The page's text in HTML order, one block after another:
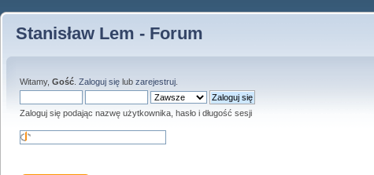
Stanisław Lem - Forum
Witamy, Gość Zaloguj się lub zarejestruj
Zaloguj się podając nazwę użytkownika, hasło i długość sesji